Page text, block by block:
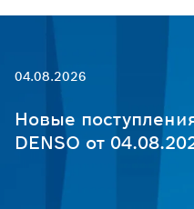
04.08.2026
Новые
DENSO от